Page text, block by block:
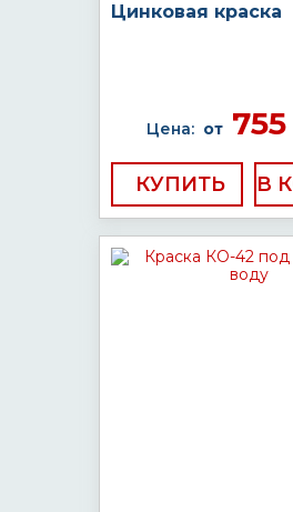
Цинковая краска
Цена: от755
КУПИТЬ